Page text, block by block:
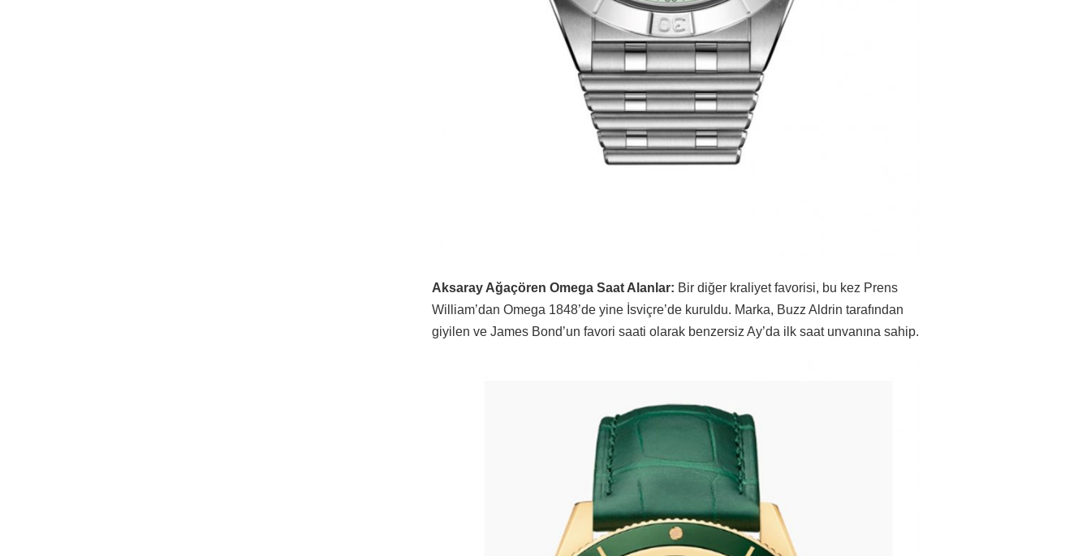
Aksaray Ağaçören Omega Saat Alanlar: Bir diğer kraliyet favorisi, bu kez Prens
William’dan Omega 1848’de yine İsviçre’de kuruldu. Marka, Buzz Aldrin tarafından
giyilen ve James Bond’un favori saati olarak benzersiz Ay’da ilk saat unvanına sahip.